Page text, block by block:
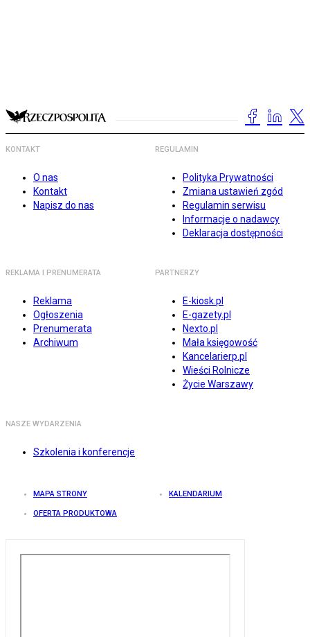
KONTAKT
O nas
Kontakt
Napisz do nas
REGULAMIN
Polityka Prywatności
Zmiana ustawień zgód
Regulamin serwisu
Informacje o nadawcy
Deklaracja dostępności
REKLAMA I PRENUMERATA
Reklama
Ogłoszenia
Prenumerata
Archiwum
PARTNERZY
E-kiosk.pl
E-gazety.pl
Nexto.pl
Mała księgowość
Kancelarierp.pl
Wieści Rolnicze
Życie Warszawy
NASZE WYDARZENIA
Szkolenia i konferencje
MAPA STRONY KALENDARIUM
OFERTA PRODUKTOWA